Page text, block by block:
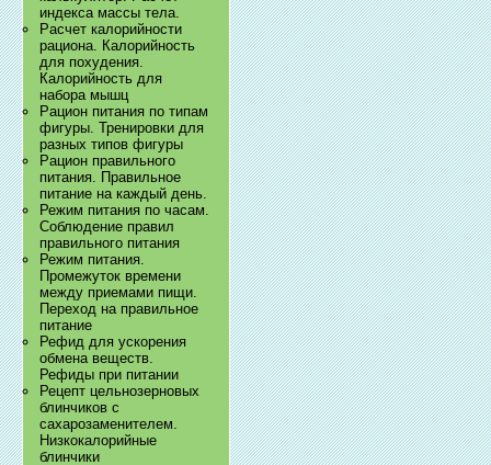
индекса массы тела.
Расчет калорийности
рациона. Калорийность
для похудения.
Калорийность для
набора мышц
Рацион питания по типам
фигуры. Тренировки для
разных типов фигуры
Рацион правильного
питания. Правильное
питание на каждый день.
Режим питания по часам.
Соблюдение правил
правильного питания
Режим питания.
Промежуток времени
между приемами пищи.
Переход на правильное
питание
Рефид для ускорения
обмена веществ.
Рефиды при питании
Рецепт цельнозерновых
блинчиков с
сахарозаменителем.
Низкокалорийные
блинчики